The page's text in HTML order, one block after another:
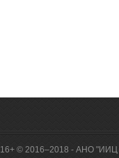
16+ © 2016–2018 - АНО "ИИЦ